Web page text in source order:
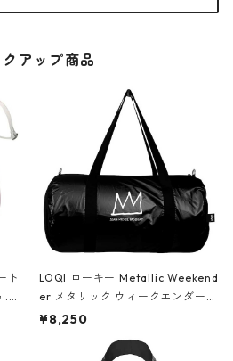
クアップ商品
ト
.ル
ピ
LOQI ローキー Metallic Weekend
er メタリック ウィークエンダー
ボストンバッグ ショルダーバッグ
Black ジャン=ミッシェル・バスキ
¥8,250